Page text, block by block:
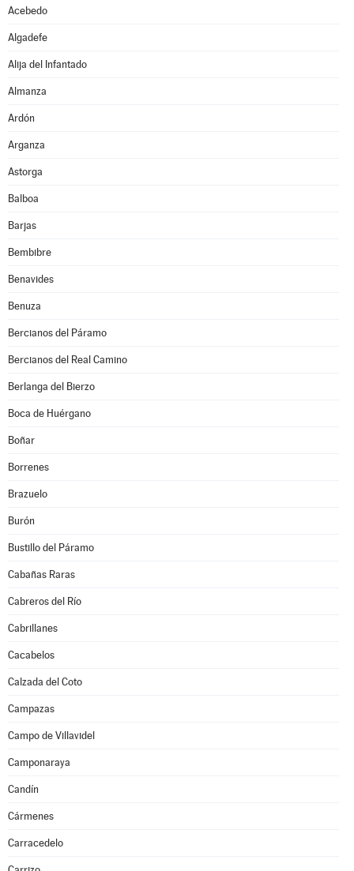
Acebedo
Algadefe
Alija del Infantado
Almanza
Ardón
Arganza
Astorga
Balboa
Barjas
Bembibre
Benavides
Benuza
Bercianos del Páramo
Bercianos del Real Camino
Berlanga del Bierzo
Boca de Huérgano
Boñar
Borrenes
Brazuelo
Burón
Bustillo del Páramo
Cabañas Raras
Cabreros del Río
Cabrillanes
Cacabelos
Calzada del Coto
Campazas
Campo de Villavidel
Camponaraya
Candín
Cármenes
Carracedelo